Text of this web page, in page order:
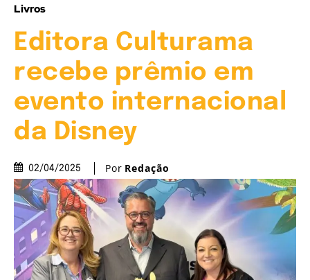
Livros
Editora Culturama
recebe prêmio em
evento internacional
da Disney
02/04/2025 Por Redação